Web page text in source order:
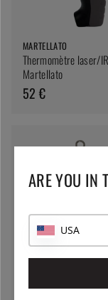
MARTELLATO
Thermomètre laser/
Martellato
52 €
ARE YOU IN
USA